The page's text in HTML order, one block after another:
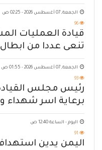
الجمعة, 07 أغسطس 2026 - 02:25 ص
96
قيادة العمليات
تنعى عددا من
المسلحة
الجمعة, 07 أغسطس 2026 - 01:55 ص
93
رئيس مجلس
برعاية اسر شهداء
الهجوم الإرهابي
الحازم على مصدر
اليوم - الساعة 12:40 ص
91
اليمن يدين